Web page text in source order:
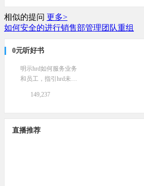
相似的提问 更多>
如何安全的进行销售部管理团队重组
0元听好书
明示hrd如何服务业务
和员工，指引hrd未来
149,237
直播推荐